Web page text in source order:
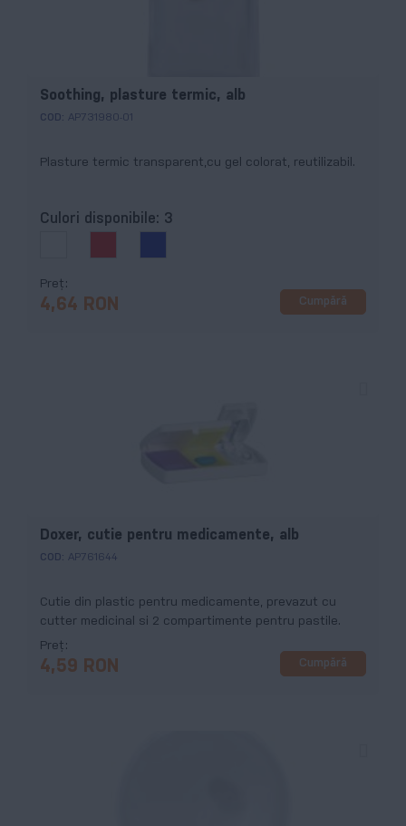
Soothing, plasture termic, alb
COD: AP731980-01
Plasture termic transparent,cu gel colorat, reutilizabil.
Culori disponibile: 3
Preț
4,64 RON Cumpără
Doxer, cutie pentru medicamente, alb
COD: AP761644
Cutie din plastic pentru medicamente, prevazut cu
cutter medicinal si 2 compartimente pentru pastile.
Preț
4,59 RON Cumpără